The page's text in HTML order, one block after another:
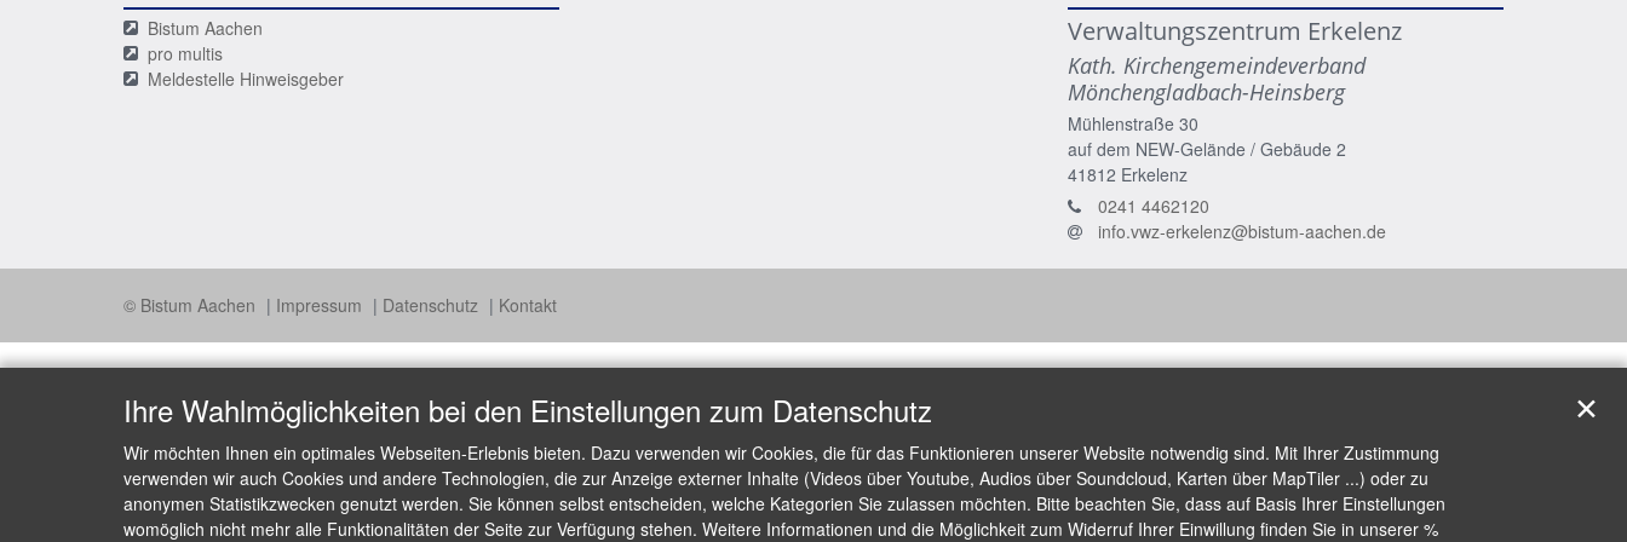
Bistum Aachen
pro multis
Meldestelle Hinweisgeber
Verwaltungszentrum Erkelenz
Kath. Kirchengemeindeverband
Mönchengladbach-Heinsberg
Mühlenstraße 30
auf dem NEW-Gelände / Gebäude 2
41812 Erkelenz
0241 4462120
info.vwz-erkelenz@bistum-aachen.de
© Bistum Aachen Impressum Datenschutz Kontakt
Ihre Wahlmöglichkeiten bei den Einstellungen zum Datenschutz
Wir möchten Ihnen ein optimales Webseiten-Erlebnis bieten. Dazu verwenden wir Cookies, die für das Funktionieren unserer Website notwendig sind. Mit Ihrer Zustimmung
verwenden wir auch Cookies und andere Technologien, die zur Anzeige externer Inhalte (Videos über Youtube, Audios über Soundcloud, Karten über MapTiler ...) oder zu
anonymen Statistikzwecken genutzt werden. Sie können selbst entscheiden, welche Kategorien Sie zulassen möchten. Bitte beachten Sie, dass auf Basis Ihrer Einstellungen
womöglich nicht mehr alle Funktionalitäten der Seite zur Verfügung stehen. Weitere Informationen und die Möglichkeit zum Widerruf Ihrer Einwillung finden Sie in unserer %
✕